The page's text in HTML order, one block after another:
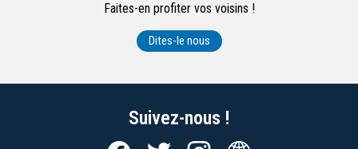
Faites-en profiter vos voisins !
Dites-le nous
Suivez-nous !